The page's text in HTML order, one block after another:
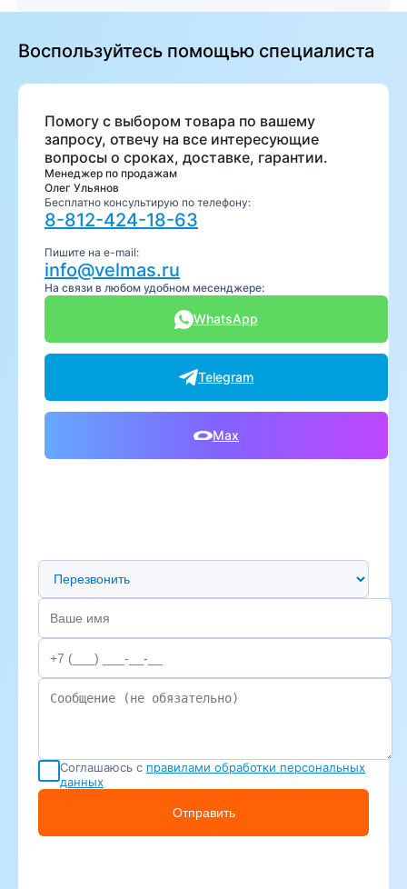
Воспользуйтесь помощью специалиста
Помогу с выбором товара по вашему
запросу, отвечу на все интересующие
вопросы о сроках, доставке, гарантии.
Менеджер по продажам
Олег Ульянов
Бесплатно консультирую по телефону:
8-812-424-18-63
Пишите на e-mail:
info@velmas.ru
На связи в любом удобном месенджере:
WhatsApp
Telegram
Max
Предпочтительный способ связи
Соглашаюсь с правилами обработки персональных
данных
Отправить